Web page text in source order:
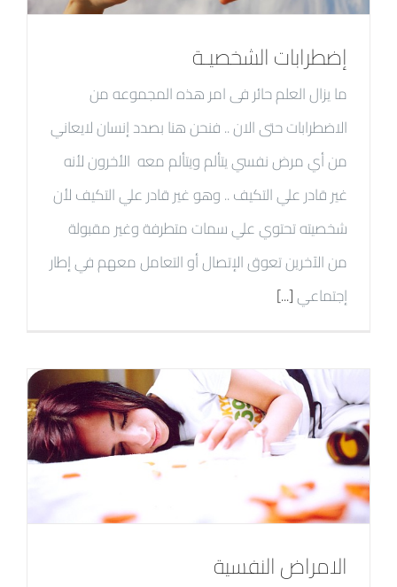
إضطرابات الشخصيـة
ما يزال العلم حائر فى امر هذه المجموعه من
الاضطرابات حتى الان .. فنحن هنا بصدد إنسان لايعاني
من أي مرض نفسي يتألم ويتألم معه الأخرون لأنه
غير قادر علي التكيف .. وهو غير قادر علي التكيف لأن
شخصيته تحتوي علي سمات متطرفة وغير مقبولة
من الآخرين تعوق الإتصال أو التعامل معهم في إطار
إجتماعي[...]
الامراض النفسية